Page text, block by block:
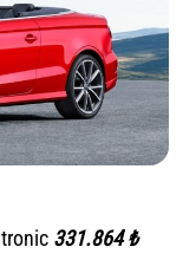
331.864 ₺